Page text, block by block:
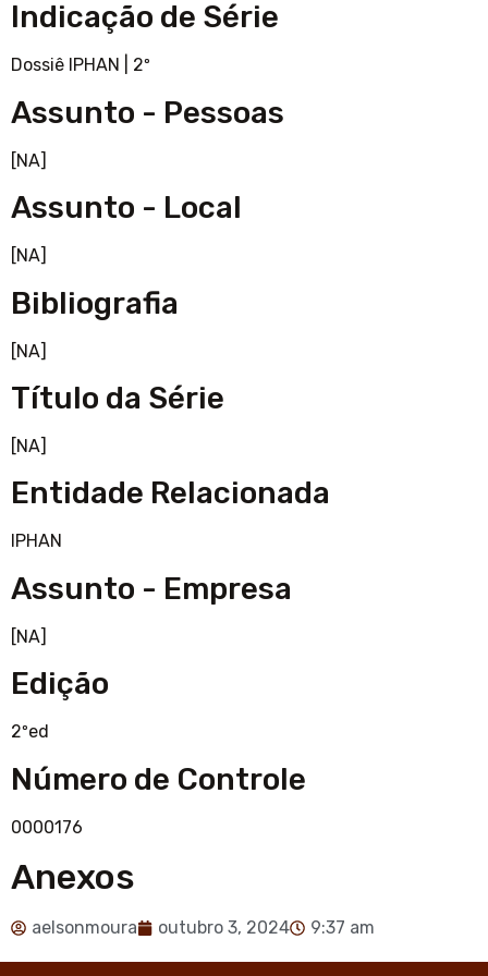
Indicação de Série
Dossiê IPHAN 2º
Assunto - Pessoas
[NA]
Assunto - Local
[NA]
Bibliografia
[NA]
Título da Série
[NA]
Entidade Relacionada
IPHAN
Assunto - Empresa
[NA]
Edição
2ºed
Número de Controle
0000176
Anexos
aelsonmoura outubro 3, 2024 9:37 am